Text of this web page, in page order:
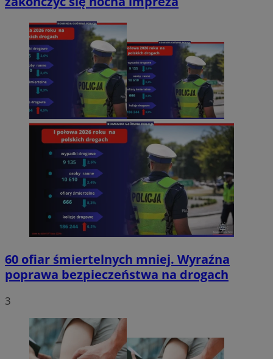
60 ofiar śmiertelnych mniej. Wyraźna
poprawa bezpieczeństwa na drogach
3